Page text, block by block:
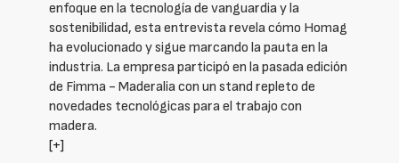
enfoque en la tecnología de vanguardia y la
sostenibilidad, esta entrevista revela cómo Homag
ha evolucionado y sigue marcando la pauta en la
industria. La empresa participó en la pasada edición
de Fimma - Maderalia con un stand repleto de
novedades tecnológicas para el trabajo con
madera.
[+]